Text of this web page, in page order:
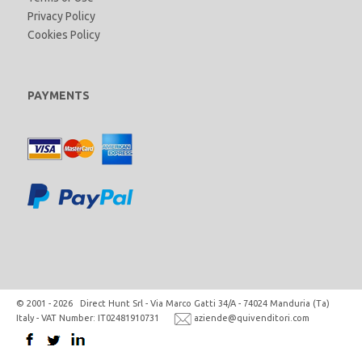
Privacy Policy
Cookies Policy
PAYMENTS
© 2001 - 2026 Direct Hunt Srl - Via Marco Gatti 34/A - 74024 Manduria (Ta)
Italy - VAT Number: IT02481910731
aziende@quivenditori.com